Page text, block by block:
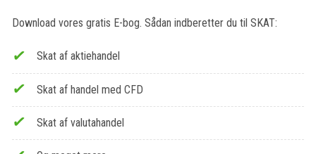
Download vores gratis E-bog. Sådan indberetter du til SKAT:
Skat af aktiehandel
Skat af handel med CFD
Skat af valutahandel